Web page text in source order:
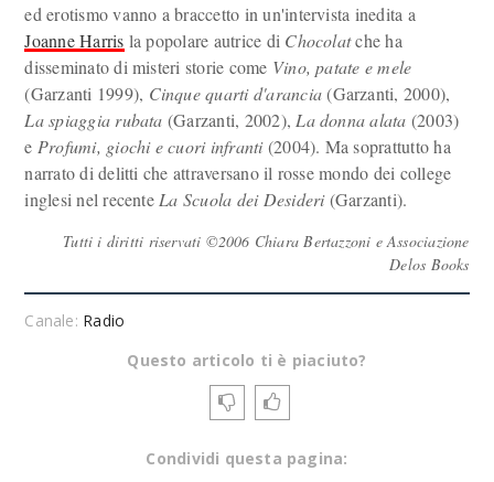
ed erotismo vanno a braccetto in un'intervista inedita a
Joanne Harris la popolare autrice di Chocolatche ha
disseminato di misteri storie come Vino, patate e mele
(Garzanti 1999), Cinque quarti d'arancia(Garzanti, 2000),
La spiaggia rubata (Garzanti, 2002), La donna alata (2003)
e Profumi, giochi e cuori infranti(2004). Ma soprattutto ha
narrato di delitti che attraversano il rosse mondo dei college
inglesi nel recente La Scuola dei Desideri(Garzanti).
Tutti i diritti riservati ©2006 Chiara Bertazzoni e Associazione
Delos Books
Canale: Radio
Questo articolo ti è piaciuto?
Condividi questa pagina: